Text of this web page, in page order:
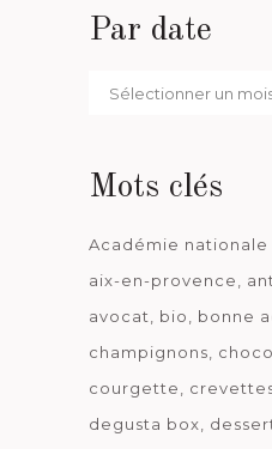
Par date
Par
Mots clés
Académie nationale
aix-en-provence
avocat
bio bonne
champignons
courgette
degusta box